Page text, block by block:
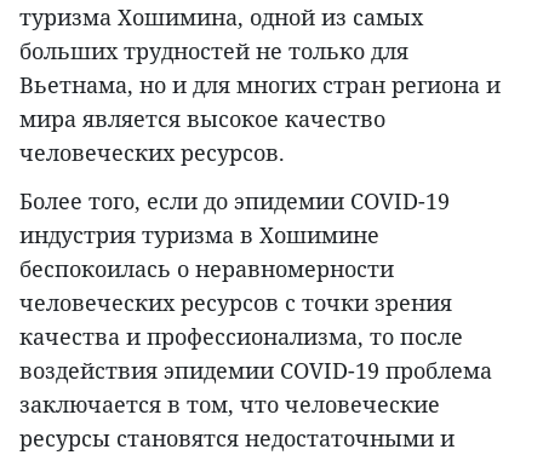
туризма Хошимина, одной из самых
больших трудностей не только для
Вьетнама, но и для многих стран региона и
мира является высокое качество
человеческих ресурсов.
Более того, если до эпидемии COVID-19
индустрия туризма в Хошимине
беспокоилась о неравномерности
человеческих ресурсов с точки зрения
качества и профессионализма, то после
воздействия эпидемии COVID-19 проблема
заключается в том, что человеческие
ресурсы становятся недостаточными и